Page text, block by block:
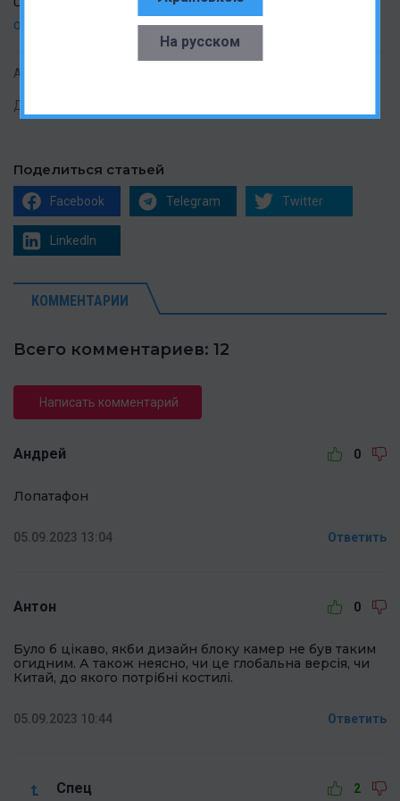
На русском
Читайте также:
TCL представила технологию дислпея,
от которой не будут болеть глаза
Автор:
Дата публикации:
Поделиться статьей
Facebook Telegram Twitter
LinkedIn
КОММЕНТАРИИ
Всего комментариев: 12
Написать комментарий
Андрей 0
Лопатафон
05.09.2023 13:04 Ответить
Антон 0
Було б цікаво, якби дизайн блоку камер не був таким
огидним. А також неясно, чи це глобальна версія, чи
Китай, до якого потрібні костилі.
05.09.2023 10:44 Ответить
Спец 2